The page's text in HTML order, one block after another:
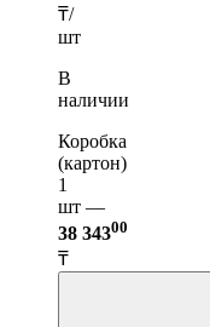
₸/
шт
В
наличии
Коробка
(картон)
1
шт —
38 34300
₸